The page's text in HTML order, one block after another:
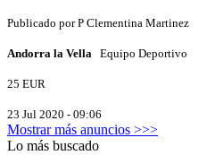
Publicado porP Clementina Martinez
Andorra la Vella Equipo Deportivo
25 EUR
23 Jul 2020 - 09:06
Mostrar más anuncios >>>
Lo más buscado